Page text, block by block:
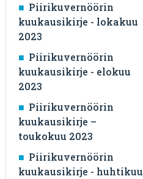
Piirikuvernöörin
kuukausikirje - lokakuu
2023
Piirikuvernöörin
kuukausikirje - elokuu
2023
Piirikuvernöörin
kuukausikirje –
toukokuu 2023
Piirikuvernöörin
kuukausikirje - huhtikuu